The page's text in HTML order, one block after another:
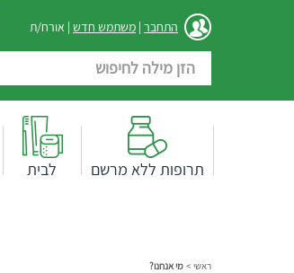
התחבר | משתמש חדש | אורח/ת
תרופות ללא מרשם לבית
ראשי > מי אנחנו?